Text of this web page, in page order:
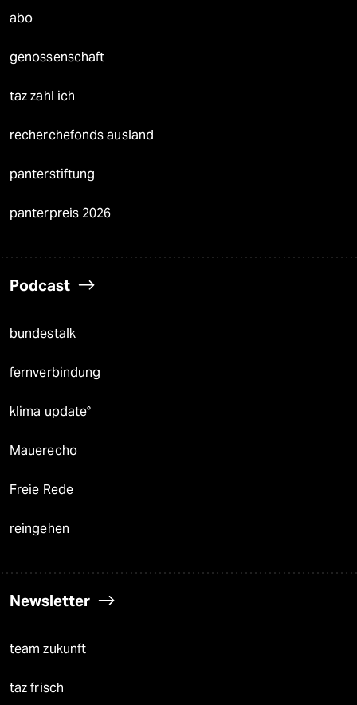
abo
genossenschaft
taz zahl ich
recherchefonds ausland
panterstiftung
panterpreis 2026
Podcast
bundestalk
fernverbindung
klima update°
Mauerecho
Freie Rede
reingehen
Newsletter
team zukunft
taz frisch